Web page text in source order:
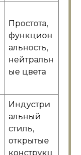
Простота,
функцион
альность,
нейтральн
ые цвета
Индустри
альный
стиль,
открытые
конструкц